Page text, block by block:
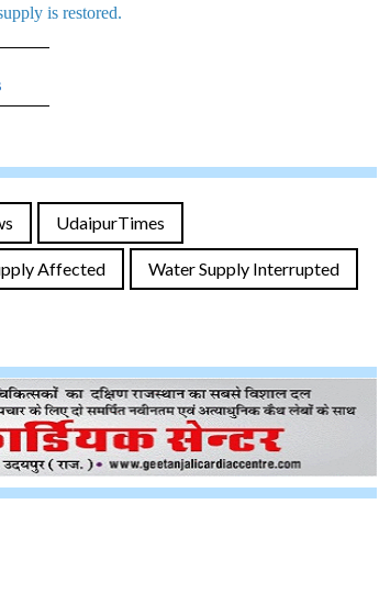
is restored.
UdaipurTimes
Affected Water Supply Interrupted